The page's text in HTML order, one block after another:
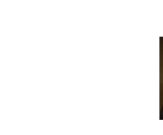
い 跳ね上
キング pc
ン樹脂ベ
(黒網+黒枠
EIZO ビ
Amazon
回使い捨